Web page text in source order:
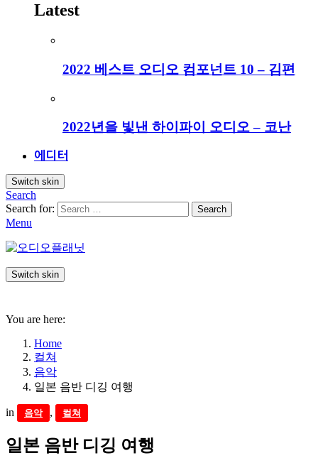
Latest
2022 베스트 오디오 컴포넌트 10 – 김편
2022년을 빛낸 하이파이 오디오 – 코난
에디터
Switch skin
Search
Search for:
Search
Menu
Switch skin
You are here:
Home
컬쳐
음악
일본 음반 디깅 여행
in 음악 , 컬쳐
일본 음반 디깅 여행